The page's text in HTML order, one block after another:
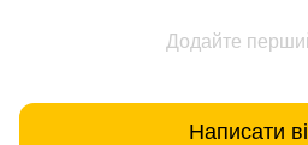
Додайте
Написати